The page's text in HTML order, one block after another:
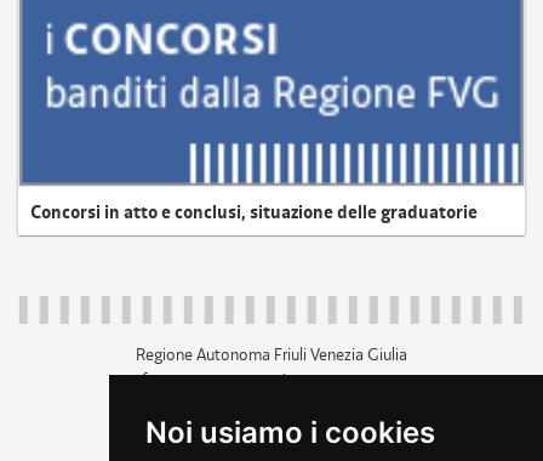
Noi usiamo i cookies
Concorsi in atto e conclusi, situazione delle graduatorie
Regione Autonoma Friuli Venezia Giulia
c.f. 80014930327; p.iva 00526040324
+39 040 3771111